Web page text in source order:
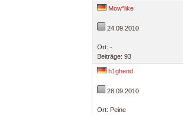
Mow*like
24.09.2010
Ort: -
Beiträge: 93
h1ghend
28.09.2010
Ort: Peine